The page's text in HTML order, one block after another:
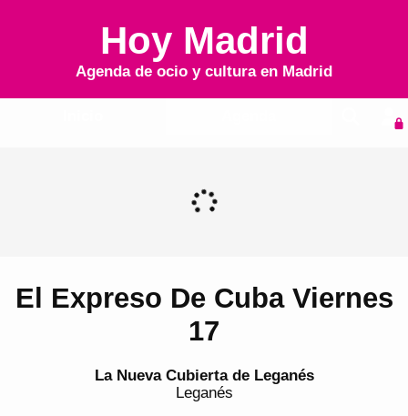
Hoy Madrid
Agenda de ocio y cultura en Madrid
El Expreso De Cuba Viernes
17
La Nueva Cubierta de Leganés
Leganés